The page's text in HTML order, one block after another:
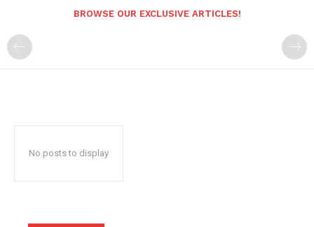
BROWSE OUR EXCLUSIVE ARTICLES!
No posts to display